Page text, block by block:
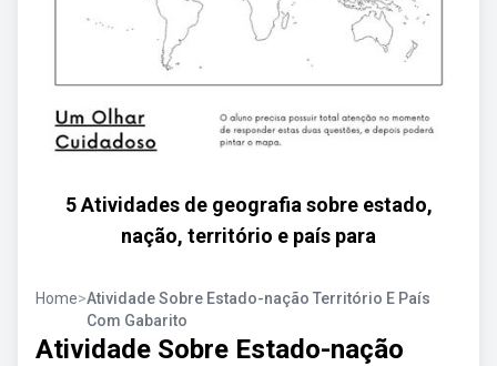
5 Atividades de geografia sobre estado,
nação, território e país para
Home>Atividade Sobre Estado-nação Território E País
Com Gabarito
Atividade Sobre Estado-nação